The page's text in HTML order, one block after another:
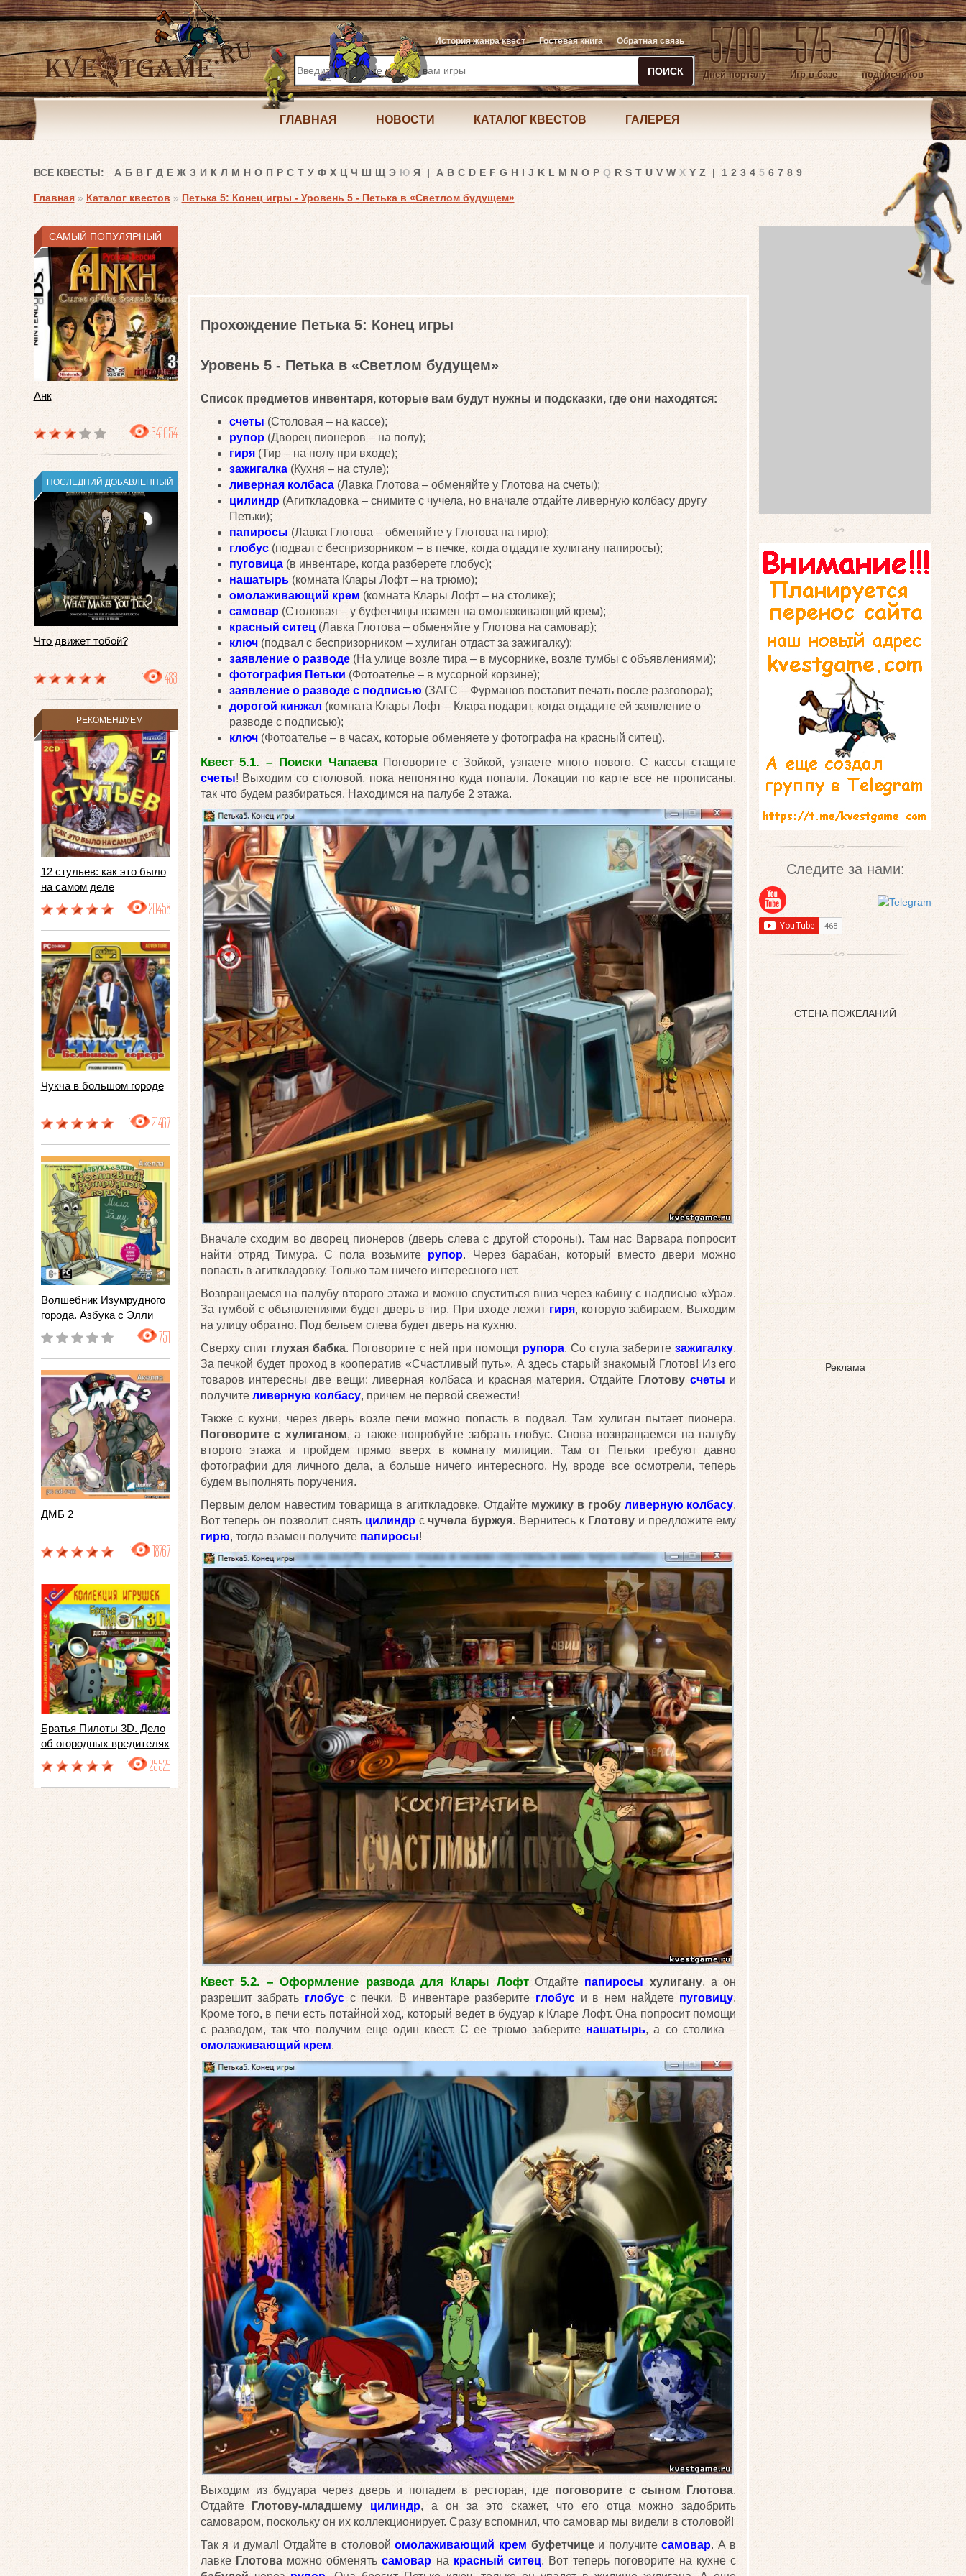
История жанра квест Гостевая книга Обратная связь
ПОИСК 5700
Дней порталу 575
Игр в базе 270
подписчиков
ГЛАВНАЯ НОВОСТИ КАТАЛОГ КВЕСТОВ ГАЛЕРЕЯ
ВСЕ КВЕСТЫ: А Б В Г Д Е Ж З И К Л М Н О П Р С Т У Ф Х Ц Ч Ш Щ Э Ю Я | A B C D E F G H I J K L M N O P Q R S T U V W X Y Z | 1 2 3 4 5 6 7 8 9
Главная » Каталог квестов » Петька 5: Конец игры - Уровень 5 - Петька в «Светлом будущем»
САМЫЙ ПОПУЛЯРНЫЙ
Анк
341054
ПОСЛЕДНИЙ ДОБАВЛЕННЫЙ
Что движет тобой?
483
РЕКОМЕНДУЕМ
12 стульев: как это было
на самом деле
20458
Чукча в большом городе
21467
Волшебник Изумрудного
города. Азбука с Элли
751
ДМБ 2
18767
Братья Пилоты 3D. Дело
об огородных вредителях
25529
Прохождение Петька 5: Конец игры
Уровень 5 - Петька в «Светлом будущем»
Список предметов инвентаря, которые вам будут нужны и подсказки, где они находятся:
счеты (Столовая – на кассе);
рупор(Дворец пионеров – на полу);
гиря(Тир – на полу при входе);
зажигалка(Кухня – на стуле);
ливерная колбаса(Лавка Глотова – обменяйте у Глотова на счеты);
цилиндр(Агиткладовка – снимите с чучела, но вначале отдайте ливерную колбасу другу
Петьки);
папиросы (Лавка Глотова – обменяйте у Глотова на гирю);
глобус(подвал с беспризорником – в печке, когда отдадите хулигану папиросы);
пуговица(в инвентаре, когда разберете глобус);
нашатырь(комната Клары Лофт – на трюмо);
омолаживающий крем (комната Клары Лофт – на столике);
самовар(Столовая – у буфетчицы взамен на омолаживающий крем);
красный ситец(Лавка Глотова – обменяйте у Глотова на самовар);
ключ(подвал с беспризорником – хулиган отдаст за зажигалку);
заявление о разводе(На улице возле тира – в мусорнике, возле тумбы с объявлениями);
фотография Петьки (Фотоателье – в мусорной корзине);
заявление о разводе с подписью (ЗАГС – Фурманов поставит печать после разговора);
дорогой кинжал (комната Клары Лофт – Клара подарит, когда отдадите ей заявление о
разводе с подписью);
ключ(Фотоателье – в часах, которые обменяете у фотографа на красный ситец).
Квест 5.1. – Поиски ЧапаеваПоговорите с Зойкой, узнаете много нового. С кассы стащите
счеты! Выходим со столовой, пока непонятно куда попали. Локации по карте все не прописаны,
так что будем разбираться. Находимся на палубе 2 этажа.
Вначале сходим во дворец пионеров (дверь слева с другой стороны). Там нас Варвара попросит
найти отряд Тимура. С пола возьмите рупор. Через барабан, который вместо двери можно
попасть в агиткладовку. Только там ничего интересного нет.
Возвращаемся на палубу второго этажа и можно спуститься вниз через кабину с надписью «Ура».
За тумбой с объявлениями будет дверь в тир. При входе лежит гиря, которую забираем. Выходим
на улицу обратно. Под бельем слева будет дверь на кухню.
Сверху спитглухая бабка. Поговорите с ней при помощи рупора. Со стула заберитезажигалку.
За печкой будет проход в кооператив «Счастливый путь». А здесь старый знакомый Глотов! Из его
товаров интересны две вещи: ливерная колбаса и красная материя. Отдайте Глотову счеты и
получите ливерную колбасу, причем не первой свежести!
Также с кухни, через дверь возле печи можно попасть в подвал. Там хулиган пытает пионера.
Поговорите с хулиганом, а также попробуйте забрать глобус. Снова возвращаемся на палубу
второго этажа и пройдем прямо вверх в комнату милиции. Там от Петьки требуют давно
фотографии для личного дела, а больше ничего интересного. Ну, вроде все осмотрели, теперь
будем выполнять поручения.
Первым делом навестим товарища в агиткладовке. Отдайте мужику в гробу ливерную колбасу.
Вот теперь он позволит снять цилиндрсчучела буржуя. Вернитесь к Глотовуи предложите ему
гирю, тогда взамен получите папиросы!
Квест 5.2. – Оформление развода для Клары ЛофтОтдайте папиросы хулигану, а он
разрешит забрать глобусс печки. В инвентаре разберите глобуси в нем найдете пуговицу.
Кроме того, в печи есть потайной ход, который ведет в будуар к Кларе Лофт. Она попросит помощи
с разводом, так что получим еще один квест. С ее трюмо заберите нашатырь, а со столика –
омолаживающий крем.
Выходим из будуара через дверь и попадем в ресторан, где поговорите с сыном Глотова.
Отдайте
Глотову-младшему цилиндр, а он за это скажет, что его отца можно задобрить
самоваром, поскольку он их коллекционирует. Сразу вспомнил, что самовар мы видели в столовой!
Так я и думал! Отдайте в столовойомолаживающий крем буфетчицеи получитесамовар. А в
лавке Глотоваможно обменятьсамовар на красный ситец. Вот теперь поговорите на кухне с
Следите за нами:
СТЕНА ПОЖЕЛАНИЙ
Реклама